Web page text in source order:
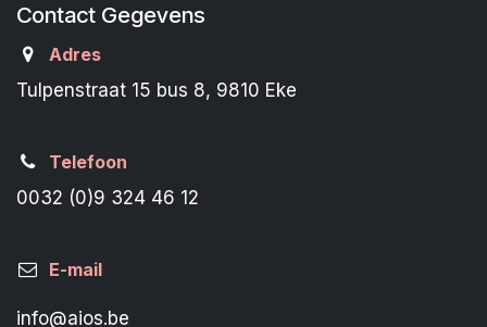
Contact Gegevens
Adres
Tulpenstraat 15 bus 8, 9810 Eke
Telefoon
0032 (0)9 324 46 12
E-mail
info@aios.be